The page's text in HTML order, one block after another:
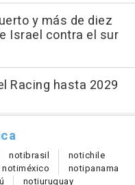
y más de diez
Israel contra el sur
Racing hasta 2029
notibrasil notichile
notiméxico notipanama
notiuruguay